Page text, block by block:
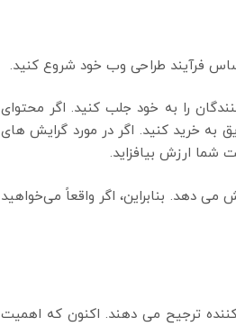
فرآیند طراحی وب خود شروع کنید.
را به خود جلب کنید. اگر محتوای
به خرید کنید. اگر در مورد گرایش های
دهد. بنابراین، اگر واقعاً می‌خواهید
کننده ترجیح می دهند. اکنون که اهمیت